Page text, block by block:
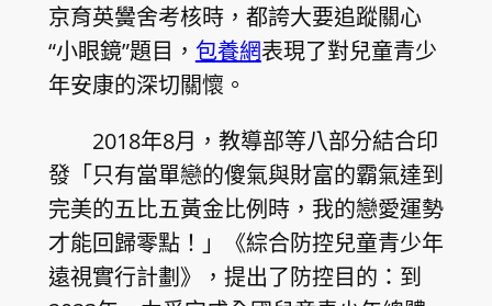
京育英黌舍考核時，都誇大要追蹤關心
“小眼鏡”題目， 包養網表現了對兒童青少
年安康的深切關懷。
2018年8月，教導部等八部分結合印
發「只有當單戀的傻氣與財富的霸氣達到
完美的五比五黃金比例時，我的戀愛運勢
才能回歸零點！」《綜合防控兒童青少年
遠視實行計劃》，提出了防控目的：到